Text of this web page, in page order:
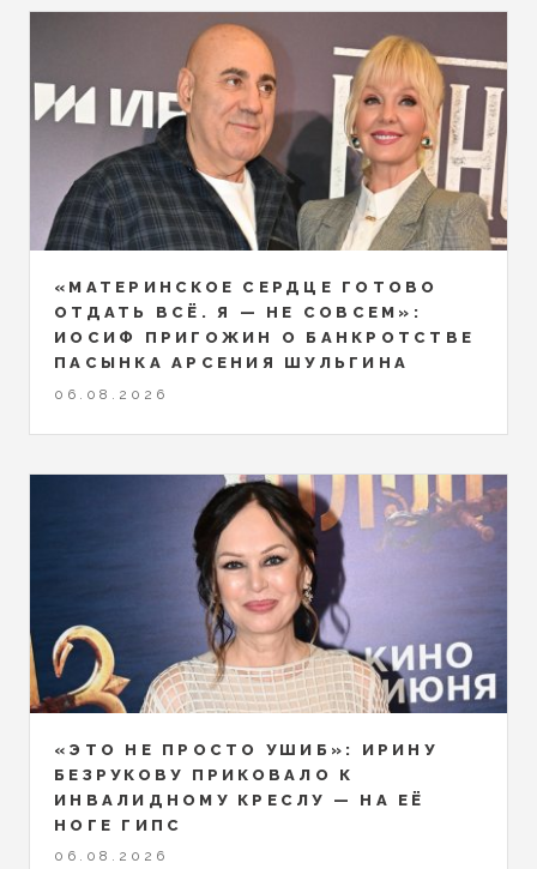
«МАТЕРИНСКОЕ СЕРДЦЕ ГОТОВО
ОТДАТЬ ВСЁ. Я — НЕ СОВСЕМ»:
ИОСИФ ПРИГОЖИН О БАНКРОТСТВЕ
ПАСЫНКА АРСЕНИЯ ШУЛЬГИНА
06.08.2026
«ЭТО НЕ ПРОСТО УШИБ»: ИРИНУ
БЕЗРУКОВУ ПРИКОВАЛО К
ИНВАЛИДНОМУ КРЕСЛУ — НА ЕЁ
НОГЕ ГИПС
06.08.2026